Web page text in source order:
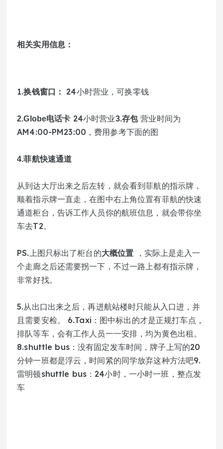
相关实用信息：
1.换钱窗口： 24小时营业，可换零钱
2.Globe电话卡 24小时营业3.存包 营业时间为
AM4:00-PM23:00，费用参考下面的图
4.菲航快速通道
从到达大厅出来之后左转，就会看到菲航的指示牌，
顺着指示牌一直走，在图中右上角位置有菲航的快速
通道柜台，告诉工作人员你的航班信息，就会带你坐
车去T2。
PS.上图只标出了柜台的大概位置
，实际上是走入一
个走廊之后还需要拐一下，不过一路上都有指示牌，
非常好找。
5.从出口出来之后，再进航站楼时只能从入口进，并
且需要安检。 6.Taxi：图中标出的才是正规打车点，
排队等车，会有工作人员一一安排，均为黄色出租。
8.shuttle bus：没有固定发车时间，牌子上写的20
分钟一班都是浮云，时间紧的同学放弃这种方法吧9.
雷明顿shuttle bus：24小时，一小时一班，整点发
车